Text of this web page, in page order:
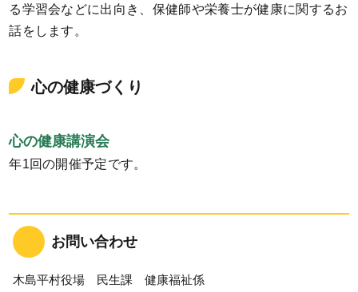
る学習会などに出向き、保健師や栄養士が健康に関するお
話をします。
心の健康づくり
心の健康講演会
年1回の開催予定です。
お問い合わせ
木島平村役場 民生課 健康福祉係